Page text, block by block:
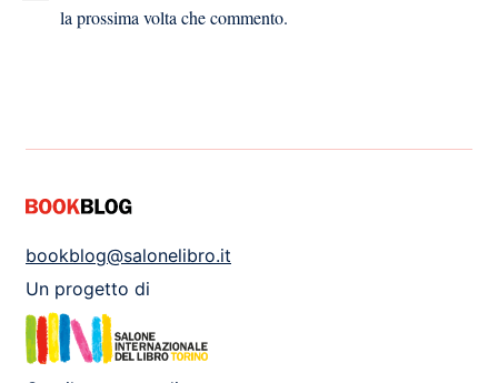
la prossima volta che commento.
bookblog@salonelibro.it
Un progetto di